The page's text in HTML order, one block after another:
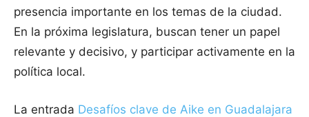
presencia importante en los temas de la ciudad.
En la próxima legislatura, buscan tener un papel
relevante y decisivo, y participar activamente en la
política local.
La entrada Desafíos clave de Aike en Guadalajara